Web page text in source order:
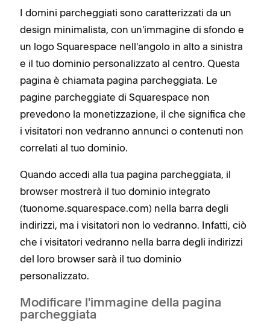
I domini parcheggiati sono caratterizzati da un
design minimalista, con un'immagine di sfondo e
un logo Squarespace nell'angolo in alto a sinistra
e il tuo dominio personalizzato al centro. Questa
pagina è chiamata pagina parcheggiata. Le
pagine parcheggiate di Squarespace non
prevedono la monetizzazione, il che significa che
i visitatori non vedranno annunci o contenuti non
correlati al tuo dominio.
Quando accedi alla tua pagina parcheggiata, il
browser mostrerà il tuo dominio integrato
(tuonome.squarespace.com) nella barra degli
indirizzi, ma i visitatori non lo vedranno. Infatti, ciò
che i visitatori vedranno nella barra degli indirizzi
del loro browser sarà il tuo dominio
personalizzato.
Modificare l'immagine della pagina
parcheggiata